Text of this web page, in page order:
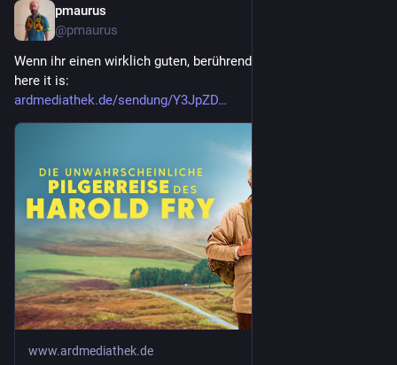
pmaurus
@pmaurus
Wenn ihr einen wirklich guten, berührenden Film sehen wollt,
here it is:
ardmediathek.de/sendung/Y3JpZD
www.ardmediathek.de